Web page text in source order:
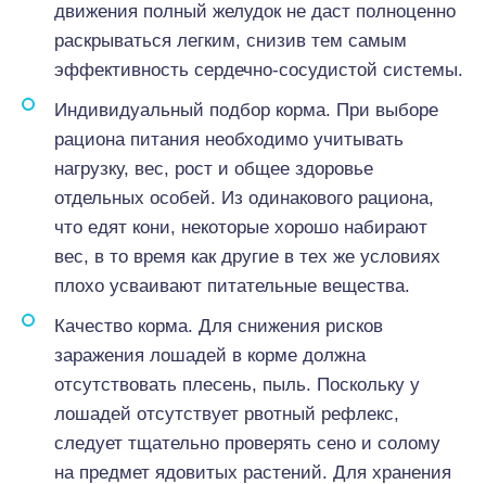
движения полный желудок не даст полноценно
раскрываться легким, снизив тем самым
эффективность сердечно-сосудистой системы.
Индивидуальный подбор корма. При выборе
рациона питания необходимо учитывать
нагрузку, вес, рост и общее здоровье
отдельных особей. Из одинакового рациона,
что едят кони, некоторые хорошо набирают
вес, в то время как другие в тех же условиях
плохо усваивают питательные вещества.
Качество корма. Для снижения рисков
заражения лошадей в корме должна
отсутствовать плесень, пыль. Поскольку у
лошадей отсутствует рвотный рефлекс,
следует тщательно проверять сено и солому
на предмет ядовитых растений. Для хранения